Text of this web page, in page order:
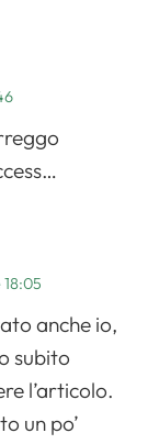
anche io,
subito
l’articolo.
un po’